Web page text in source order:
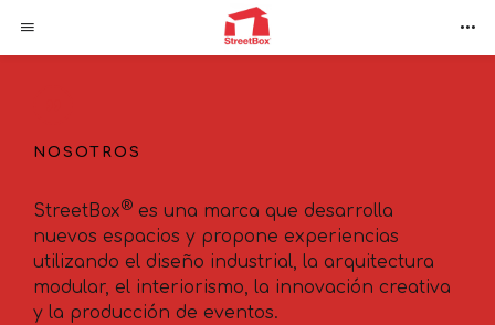
NOSOTROS
StreetBox® es una marca que desarrolla
nuevos espacios y propone experiencias
utilizando el diseño industrial, la arquitectura
modular, el interiorismo, la innovación creativa
y la producción de eventos.